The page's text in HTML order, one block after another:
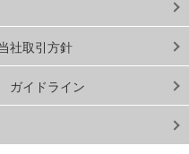
社取引方針
ガイドライン